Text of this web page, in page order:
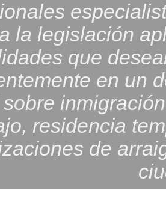
la legislación
que
en un
residencia
de